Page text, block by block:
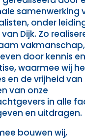
samenwerking
onder
van Dijk. Zo
vakmanschap,
door kennis en
waarmee wij
en de vrijheid van
van onze
in alle
en uitdragen.
bouwen wij,